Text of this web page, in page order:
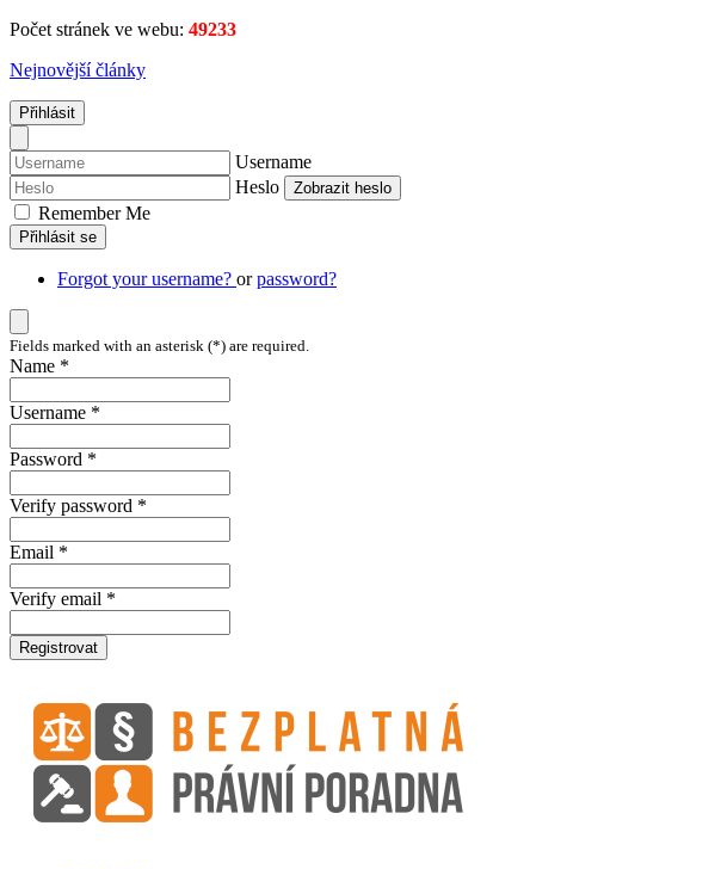
Počet stránek ve webu: 49233
Nejnovější články
Přihlásit
Username
Heslo
Zobrazit heslo
Remember Me
Přihlásit se
Forgot your username? orpassword?
Fields marked with an asterisk (*) are required.
Name *
Username *
Password *
Verify password *
Email *
Verify email *
Registrovat